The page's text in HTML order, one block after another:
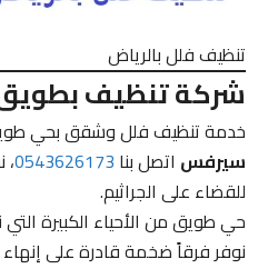
تنظيف فلل بالرياض
شركة تنظيف بطويق
خدمة تنظيف فلل وشقق بحي
سيرفساتصل بنا0543626173،
للقضاء على الجراثيم.
حي طويق من الأحياء الكبيرة التي
نوفر فرقاً ضخمة قادرة على إنهاء